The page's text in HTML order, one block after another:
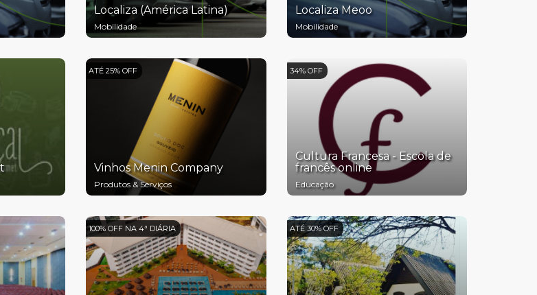
Localiza (América Latina)
Mobilidade
Localiza Meoo
Mobilidade
ATÉ 25% OFF
Vinhos Menin Company
Produtos & Serviços
34% OFF
Cultura Francesa - Escola de
francês online
Educação
100% OFF NA 4ª DIÁRIA ATÉ 30% OFF